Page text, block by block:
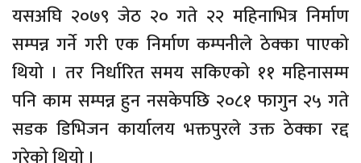
यसअघि २०७९ जेठ २० गते २२ महिनाभित्र निर्माण
सम्पन्न गर्ने गरी एक निर्माण कम्पनीले ठेक्का पाएको
थियो । तर निर्धारित समय सकिएको ११ महिनासम्म
पनि काम सम्पन्न हुन नसकेपछि २०८१ फागुन २५ गते
सडक डिभिजन कार्यालय भक्तपुरले उक्त ठेक्का रद्द